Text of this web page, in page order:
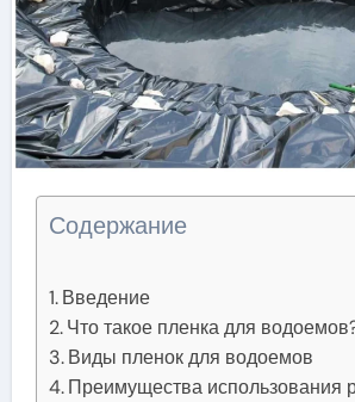
Содержание
Введение
Что такое пленка для
Виды пленок для водоемов
Преимущества использования